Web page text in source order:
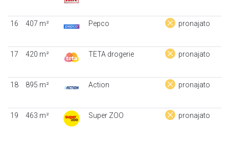
16 407 m² Pepco pronajato
17 420 m² TETA drogerie pronajato
18 895 m² Action pronajato
19 463 m² Super ZOO pronajato